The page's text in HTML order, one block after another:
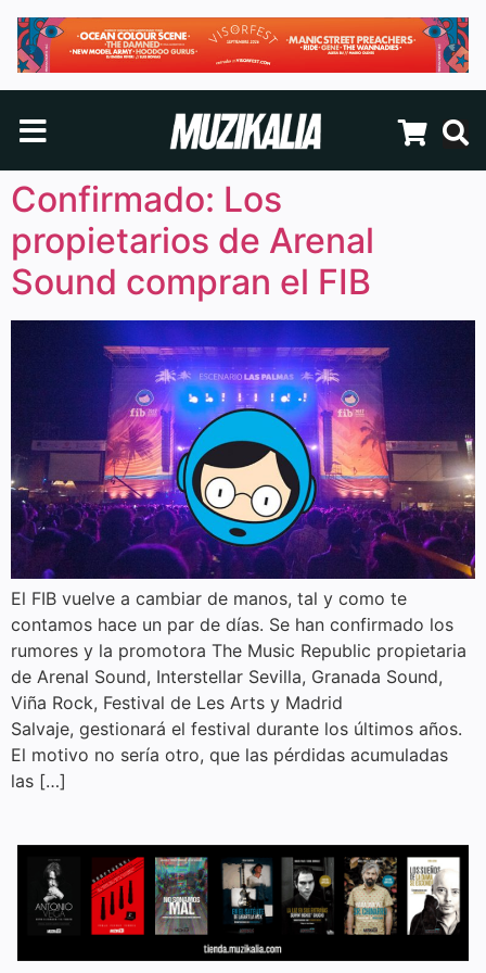
Confirmado: Los
propietarios de Arenal
Sound compran el FIB
El FIB vuelve a cambiar de manos, tal y como te
contamos hace un par de días. Se han confirmado los
rumores y la promotora The Music Republic propietaria
de Arenal Sound, Interstellar Sevilla, Granada Sound,
Viña Rock, Festival de Les Arts y Madrid
Salvaje, gestionará el festival durante los últimos años.
El motivo no sería otro, que las pérdidas acumuladas
las […]